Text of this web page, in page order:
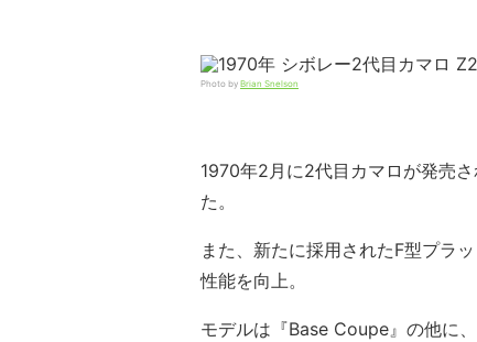
Photo by Brian Snelson
1970年2月に2代目カマロが発売
た。
また、新たに採用されたF型プラ
性能を向上。
モデルは『Base Coupe』の他に